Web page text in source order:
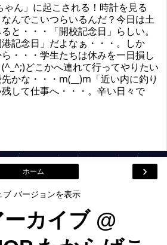
ん」に起こされる！時計を見る
んでこいつらいるんだ？今日は土
と・・・「開校記念日」らしい。
記念日」だよなぁ・・・。しか
・・・学生たちは休みを一日損し
どこかへ連れて行ってやりたい
かな・・・m(__)m「近い内に釣り
して仕事へ・・・。辛い日々で
›
ホーム
ブ バージョンを表示
カイブ @